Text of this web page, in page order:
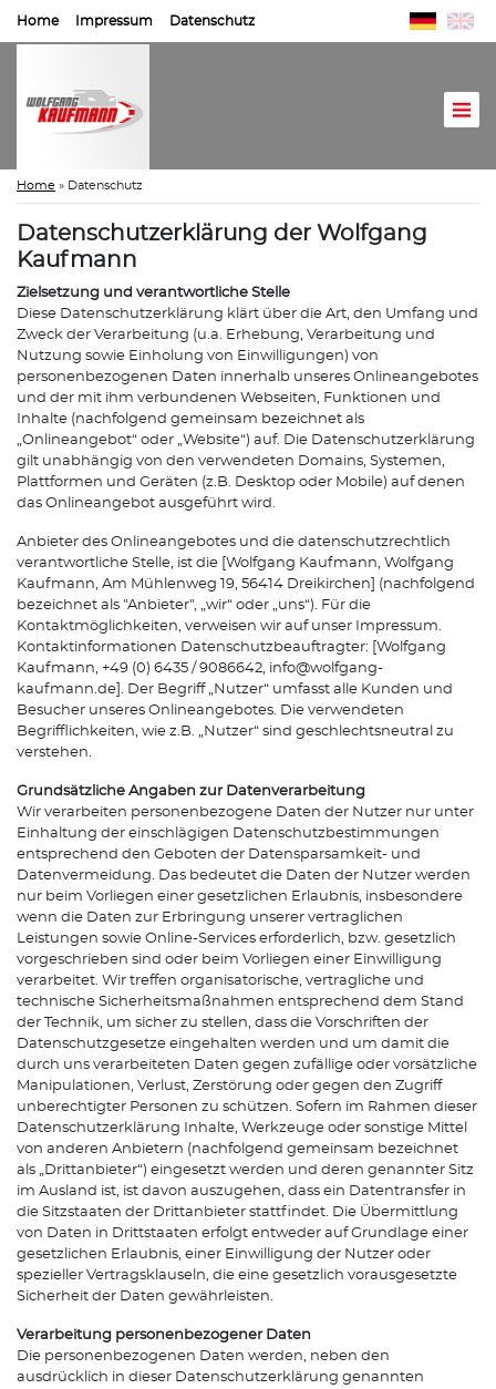
Home Impressum Datenschutz
Home » Datenschutz
Datenschutzerklärung der Wolfgang
Kaufmann
Zielsetzung und verantwortliche Stelle
Diese Datenschutzerklärung klärt über die Art, den Umfang und
Zweck der Verarbeitung (u.a. Erhebung, Verarbeitung und
Nutzung sowie Einholung von Einwilligungen) von
personenbezogenen Daten innerhalb unseres Onlineangebotes
und der mit ihm verbundenen Webseiten, Funktionen und
Inhalte (nachfolgend gemeinsam bezeichnet als
„Onlineangebot“ oder „Website“) auf. Die Datenschutzerklärung
gilt unabhängig von den verwendeten Domains, Systemen,
Plattformen und Geräten (z.B. Desktop oder Mobile) auf denen
das Onlineangebot ausgeführt wird.
Anbieter des Onlineangebotes und die datenschutzrechtlich
verantwortliche Stelle, ist die [Wolfgang Kaufmann, Wolfgang
Kaufmann, Am Mühlenweg 19, 56414 Dreikirchen] (nachfolgend
bezeichnet als "Anbieter", „wir“ oder „uns“). Für die
Kontaktmöglichkeiten, verweisen wir auf unser Impressum.
Kontaktinformationen Datenschutzbeauftragter: [Wolfgang
Kaufmann, +49 (0) 6435 / 9086642, info@wolfgang-
kaufmann.de]. Der Begriff „Nutzer“ umfasst alle Kunden und
Besucher unseres Onlineangebotes. Die verwendeten
Begrifflichkeiten, wie z.B. „Nutzer“ sind geschlechtsneutral zu
verstehen.
Grundsätzliche Angaben zur Datenverarbeitung
Wir verarbeiten personenbezogene Daten der Nutzer nur unter
Einhaltung der einschlägigen Datenschutzbestimmungen
entsprechend den Geboten der Datensparsamkeit- und
Datenvermeidung. Das bedeutet die Daten der Nutzer werden
nur beim Vorliegen einer gesetzlichen Erlaubnis, insbesondere
wenn die Daten zur Erbringung unserer vertraglichen
Leistungen sowie Online-Services erforderlich, bzw. gesetzlich
vorgeschrieben sind oder beim Vorliegen einer Einwilligung
verarbeitet. Wir treffen organisatorische, vertragliche und
technische Sicherheitsmaßnahmen entsprechend dem Stand
der Technik, um sicher zu stellen, dass die Vorschriften der
Datenschutzgesetze eingehalten werden und um damit die
durch uns verarbeiteten Daten gegen zufällige oder vorsätzliche
Manipulationen, Verlust, Zerstörung oder gegen den Zugriff
unberechtigter Personen zu schützen. Sofern im Rahmen dieser
Datenschutzerklärung Inhalte, Werkzeuge oder sonstige Mittel
von anderen Anbietern (nachfolgend gemeinsam bezeichnet
als „Drittanbieter“) eingesetzt werden und deren genannter Sitz
im Ausland ist, ist davon auszugehen, dass ein Datentransfer in
die Sitzstaaten der Drittanbieter stattfindet. Die Übermittlung
von Daten in Drittstaaten erfolgt entweder auf Grundlage einer
gesetzlichen Erlaubnis, einer Einwilligung der Nutzer oder
spezieller Vertragsklauseln, die eine gesetzlich vorausgesetzte
Sicherheit der Daten gewährleisten.
Verarbeitung personenbezogener Daten
Die personenbezogenen Daten werden, neben den
ausdrücklich in dieser Datenschutzerklärung genannten